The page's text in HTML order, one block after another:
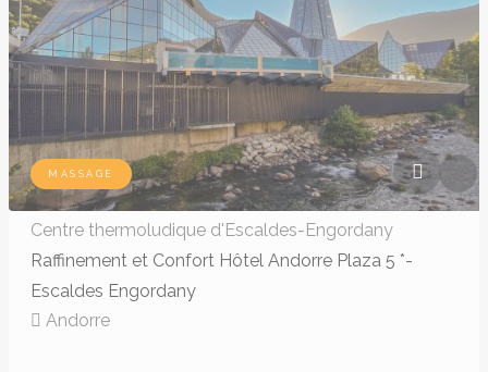
140,00€ - 140,00€
MASSAGE
Centre thermoludique d'Escaldes-Engordany
Raffinement et Confort Hôtel Andorre Plaza 5 *-
Escaldes Engordany
Andorre